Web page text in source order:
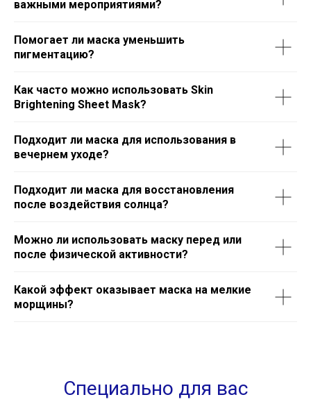
важными мероприятиями?
Помогает ли маска уменьшить
пигментацию?
Как часто можно использовать Skin
Brightening Sheet Mask?
Подходит ли маска для использования в
вечернем уходе?
Подходит ли маска для восстановления
после воздействия солнца?
Можно ли использовать маску перед или
после физической активности?
Какой эффект оказывает маска на мелкие
морщины?
Специально для вас